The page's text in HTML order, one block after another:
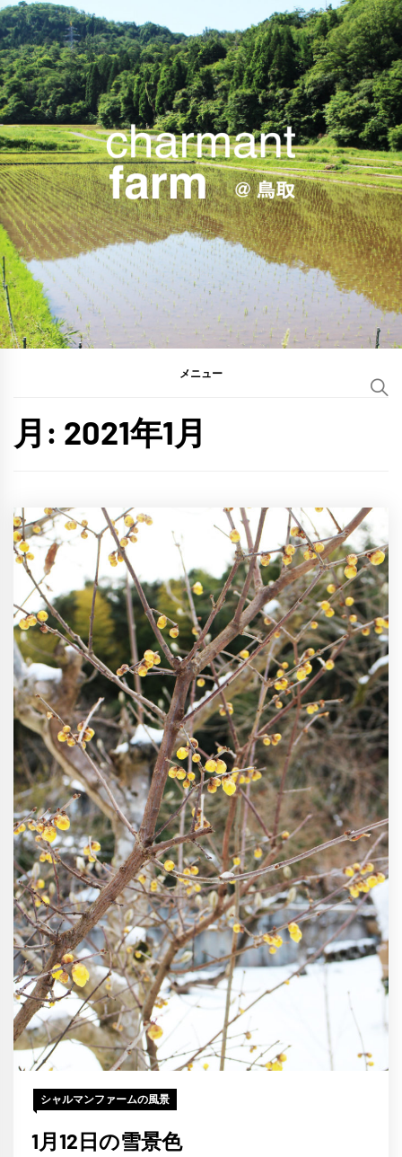
コ
ン
テ
ン
ツ
へ
ス
キ
ッ
プ
シャルマンファーム@
鳥取
アグリ部アグリ便
メニュー
月: 2021年1月
シャルマンファームの風景
1月12日の雪景色